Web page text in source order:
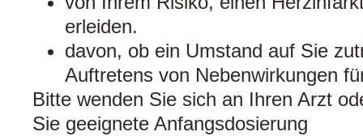
erleiden.
davon, ob ein Umstand auf Sie
Auftretens von Nebenwirkungen
Bitte wenden Sie sich an Ihren Arzt
Sie geeignete Anfangsdosierung